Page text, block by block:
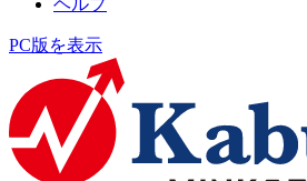
ヘルプ
PC版を表示